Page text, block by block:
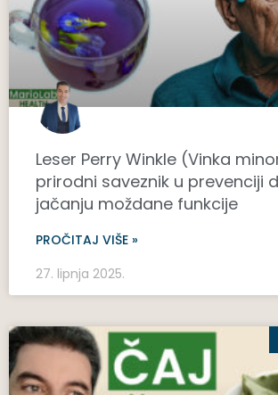
Leser Perry Winkle (Vinka
prirodni saveznik u prevenciji
jačanju moždane funkcije
PROČITAJ VIŠE »
27. lipnja 2025.